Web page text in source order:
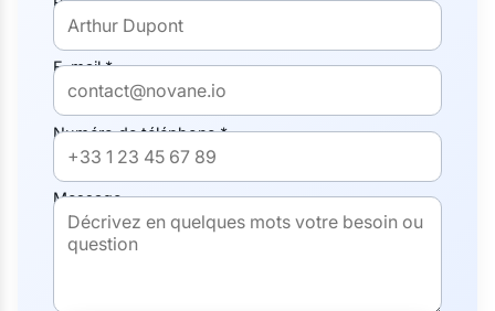
E-mail *
Numéro de téléphone *
Message